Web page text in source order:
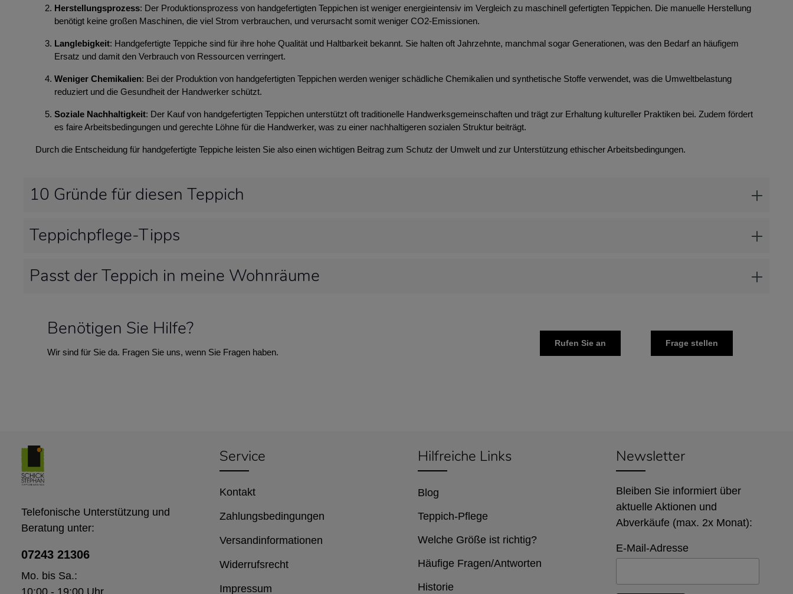
Herstellungsprozess: Der Produktionsprozess von handgefertigten Teppichen ist weniger energieintensiv im Vergleich zu maschinell gefertigten Teppichen. Die manuelle Herstellung
benötigt keine großen Maschinen, die viel Strom verbrauchen, und verursacht somit weniger CO2-Emissionen.
Langlebigkeit: Handgefertigte Teppiche sind für ihre hohe Qualität und Haltbarkeit bekannt. Sie halten oft Jahrzehnte, manchmal sogar Generationen, was den Bedarf an häufigem
Ersatz und damit den Verbrauch von Ressourcen verringert.
Weniger Chemikalien: Bei der Produktion von handgefertigten Teppichen werden weniger schädliche Chemikalien und synthetische Stoffe verwendet, was die Umweltbelastung
reduziert und die Gesundheit der Handwerker schützt.
Soziale Nachhaltigkeit: Der Kauf von handgefertigten Teppichen unterstützt oft traditionelle Handwerksgemeinschaften und trägt zur Erhaltung kultureller Praktiken bei. Zudem fördert
es faire Arbeitsbedingungen und gerechte Löhne für die Handwerker, was zu einer nachhaltigeren sozialen Struktur beiträgt.
Durch die Entscheidung für handgefertigte Teppiche leisten Sie also einen wichtigen Beitrag zum Schutz der Umwelt und zur Unterstützung ethischer Arbeitsbedingungen.
10 Gründe für diesen Teppich
Teppichpflege-Tipps
Passt der Teppich in meine Wohnräume
Benötigen Sie Hilfe?
Wir sind für Sie da. Fragen Sie uns, wenn Sie Fragen haben.
Rufen Sie an Frage stellen
Service
Kontakt
Zahlungsbedingungen
Versandinformationen
Widerrufsrecht
Impressum
Newsletter
Bleiben Sie informiert über
aktuelle Aktionen und
Abverkäufe (max. 2x Monat):
E-Mail-Adresse
Telefonische Unterstützung und
Beratung unter:
07243 21306
Mo. bis Sa.:
Hilfreiche Links
Blog
Teppich-Pflege
Welche Größe ist richtig?
Häufige Fragen/Antworten
Historie